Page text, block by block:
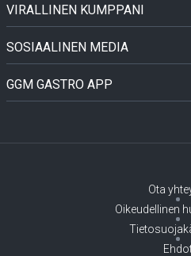
VIRALLINEN KUMPPANI
SOSIAALINEN MEDIA
GGM GASTRO APP
Ota
Oikeudellinen